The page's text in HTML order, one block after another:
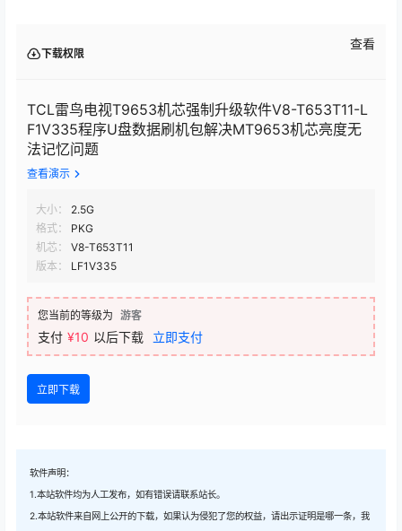
下载权限
查看
TCL雷鸟电视T9653机芯强制升级软件V8-T653T11-L
F1V335程序U盘数据刷机包解决MT9653机芯亮度无
法记忆问题
查看演示
大小：
2.5G
格式：
PKG
机芯：
V8-T653T11
版本：
LF1V335
您当前的等级为 游客
支付 ¥10 以后下载 立即支付
立即下载
软件声明：
1.本站软件均为人工发布，如有错误请联系站长。
2.本站软件来自网上公开的下载，如果认为侵犯了您的权益，请出示证明是哪一条，我